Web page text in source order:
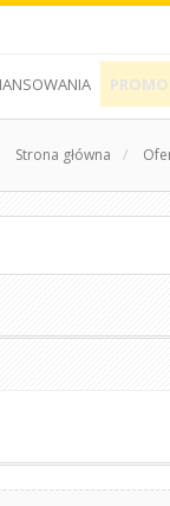
Strona główna /